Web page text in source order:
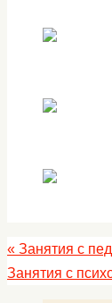
« Занятия с
Занятия с